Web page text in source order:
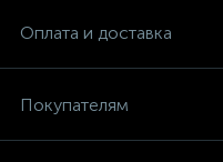
Оплата и доставка
Покупателям